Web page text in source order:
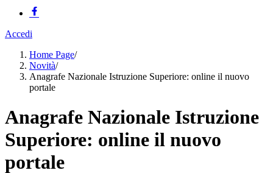
Accedi
Home Page/
Novità/
Anagrafe Nazionale Istruzione Superiore: online il nuovo
portale
Anagrafe Nazionale Istruzione
Superiore: online il nuovo
portale